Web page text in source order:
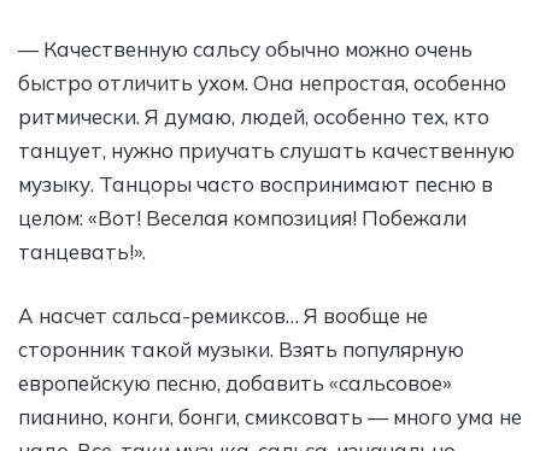
— Качественную сальсу обычно можно очень
быстро отличить ухом. Она непростая, особенно
ритмически. Я думаю, людей, особенно тех, кто
танцует, нужно приучать слушать качественную
музыку. Танцоры часто воспринимают песню в
целом: «Вот! Веселая композиция! Побежали
танцевать!».
А насчет сальса-ремиксов… Я вообще не
сторонник такой музыки. Взять популярную
европейскую песню, добавить «сальсовое»
пианино, конги, бонги, смиксовать — много ума не